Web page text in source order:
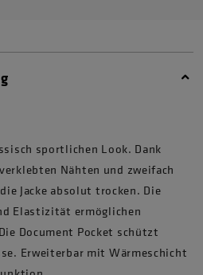
sportlichen Look. Dank
Nähten und zweifach
Jacke absolut trocken. Die
Elastizität ermöglichen
Document Pocket schützt
Erweiterbar mit Wärmeschicht